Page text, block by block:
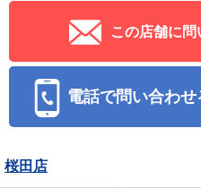
この店舗に問
電話で問い合わせ
桜田店